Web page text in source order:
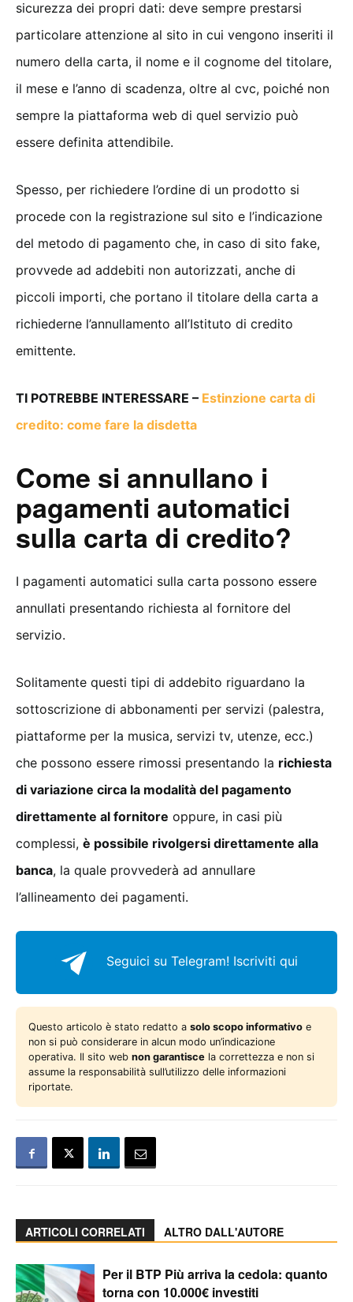
sicurezza dei propri dati: deve sempre prestarsi
particolare attenzione al sito in cui vengono inseriti il
numero della carta, il nome e il cognome del titolare,
il mese e l’anno di scadenza, oltre al cvc, poiché non
sempre la piattaforma web di quel servizio può
essere definita attendibile.
Spesso, per richiedere l’ordine di un prodotto si
procede con la registrazione sul sito e l’indicazione
del metodo di pagamento che, in caso di sito fake,
provvede ad addebiti non autorizzati, anche di
piccoli importi, che portano il titolare della carta a
richiederne l’annullamento all’Istituto di credito
emittente.
TI POTREBBE INTERESSARE – Estinzione carta di
credito: come fare la disdetta
Come si annullano i
pagamenti automatici
sulla carta di credito?
I pagamenti automatici sulla carta possono essere
annullati presentando richiesta al fornitore del
servizio.
Solitamente questi tipi di addebito riguardano la
sottoscrizione di abbonamenti per servizi (palestra,
piattaforme per la musica, servizi tv, utenze, ecc.)
che possono essere rimossi presentando la richiesta
di variazione circa la modalità del pagamento
direttamente al fornitore oppure, in casi più
complessi, è possibile rivolgersi direttamente alla
banca, la quale provvederà ad annullare
l’allineamento dei pagamenti.
Seguici su Telegram! Iscriviti qui
Questo articolo è stato redatto a solo scopo informativo e
non si può considerare in alcun modo un’indicazione
operativa. Il sito web non garantisce la correttezza e non si
assume la responsabilità sull’utilizzo delle informazioni
riportate.
ARTICOLI CORRELATI ALTRO DALL'AUTORE
Per il BTP Più arriva la cedola: quanto
torna con 10.000€ investiti